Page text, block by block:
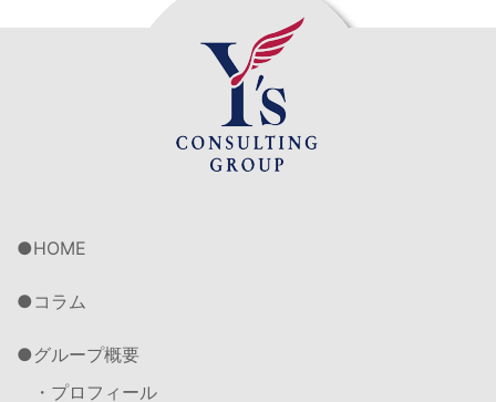
HOME
コラム
グループ概要
・プロフィール